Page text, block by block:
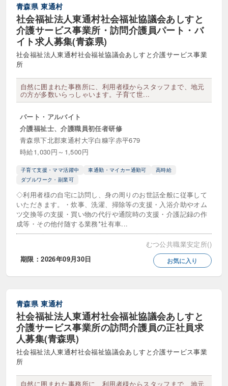
転職支援金・支度金制度あり
こだわり
社会保険完備 オンライン自主応募可
オープニング・新規オープン ネイルOK
プライベート充実 上京支援・サポートあり
主婦（主夫）歓迎・活躍中
介護ロボット導入済み 介護休暇制度あり
動物愛護・動物好き
在宅ワーク・在宅勤務可
子育て支援・ママ活躍中
残業ほぼなし
研修費用負担 英語が使える・活かせる職場
見学OK 託児所あり
資格取得支援・キャリアアップ充実
賞与・ボーナスあり
青森県 東通村
社会福祉法人東通村社会福祉協議会あしすと
介護サービス事業所・訪問介護員パート・バ
イト求人募集(青森県)
社会福祉法人東通村社会福祉協議会あしすと介護サービス事業
所
自然に囲まれた事務所に、利用者様からスタッフまで、地元
の方が多数いらっしゃいます。子育て世...
パート・アルバイト
介護福祉士、介護職員初任者研修
青森県下北郡東通村大字白糠字赤平679
時給1,030円～1,500円
子育て支援・ママ活躍中 車通勤・マイカー通勤可
高時給
ダブルワーク・副業可
◇利用者様の自宅に訪問し、身の周りのお世話全般に従事して
いただきます。・炊事、洗濯、掃除等の支援・入浴介助やオム
ツ交換等の支援・買い物の代行や通院時の支援・介護記録の作
成等・その他付随する業務*社有車...
むつ公共職業安定所()
期限：2026年09月30日
お気に入り
青森県 東通村
社会福祉法人東通村社会福祉協議会あしすと
介護サービス事業所の訪問介護員の正社員求
人募集(青森県)
社会福祉法人東通村社会福祉協議会あしすと介護サービス事業
所
自然に囲まれた事務所に、利用者様からスタッフまで、地元